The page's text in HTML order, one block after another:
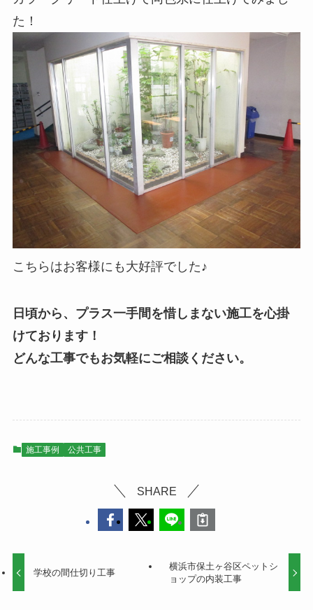
た！
こちらはお客様にも大好評でした♪
日頃から、プラス一手間を惜しまない施工を心掛
けております！
どんな工事でもお気軽にご相談ください。
施工事例 公共工事
SHARE
学校の間仕切り工事
横浜市保土ヶ谷区ペットシ
ョップの内装工事